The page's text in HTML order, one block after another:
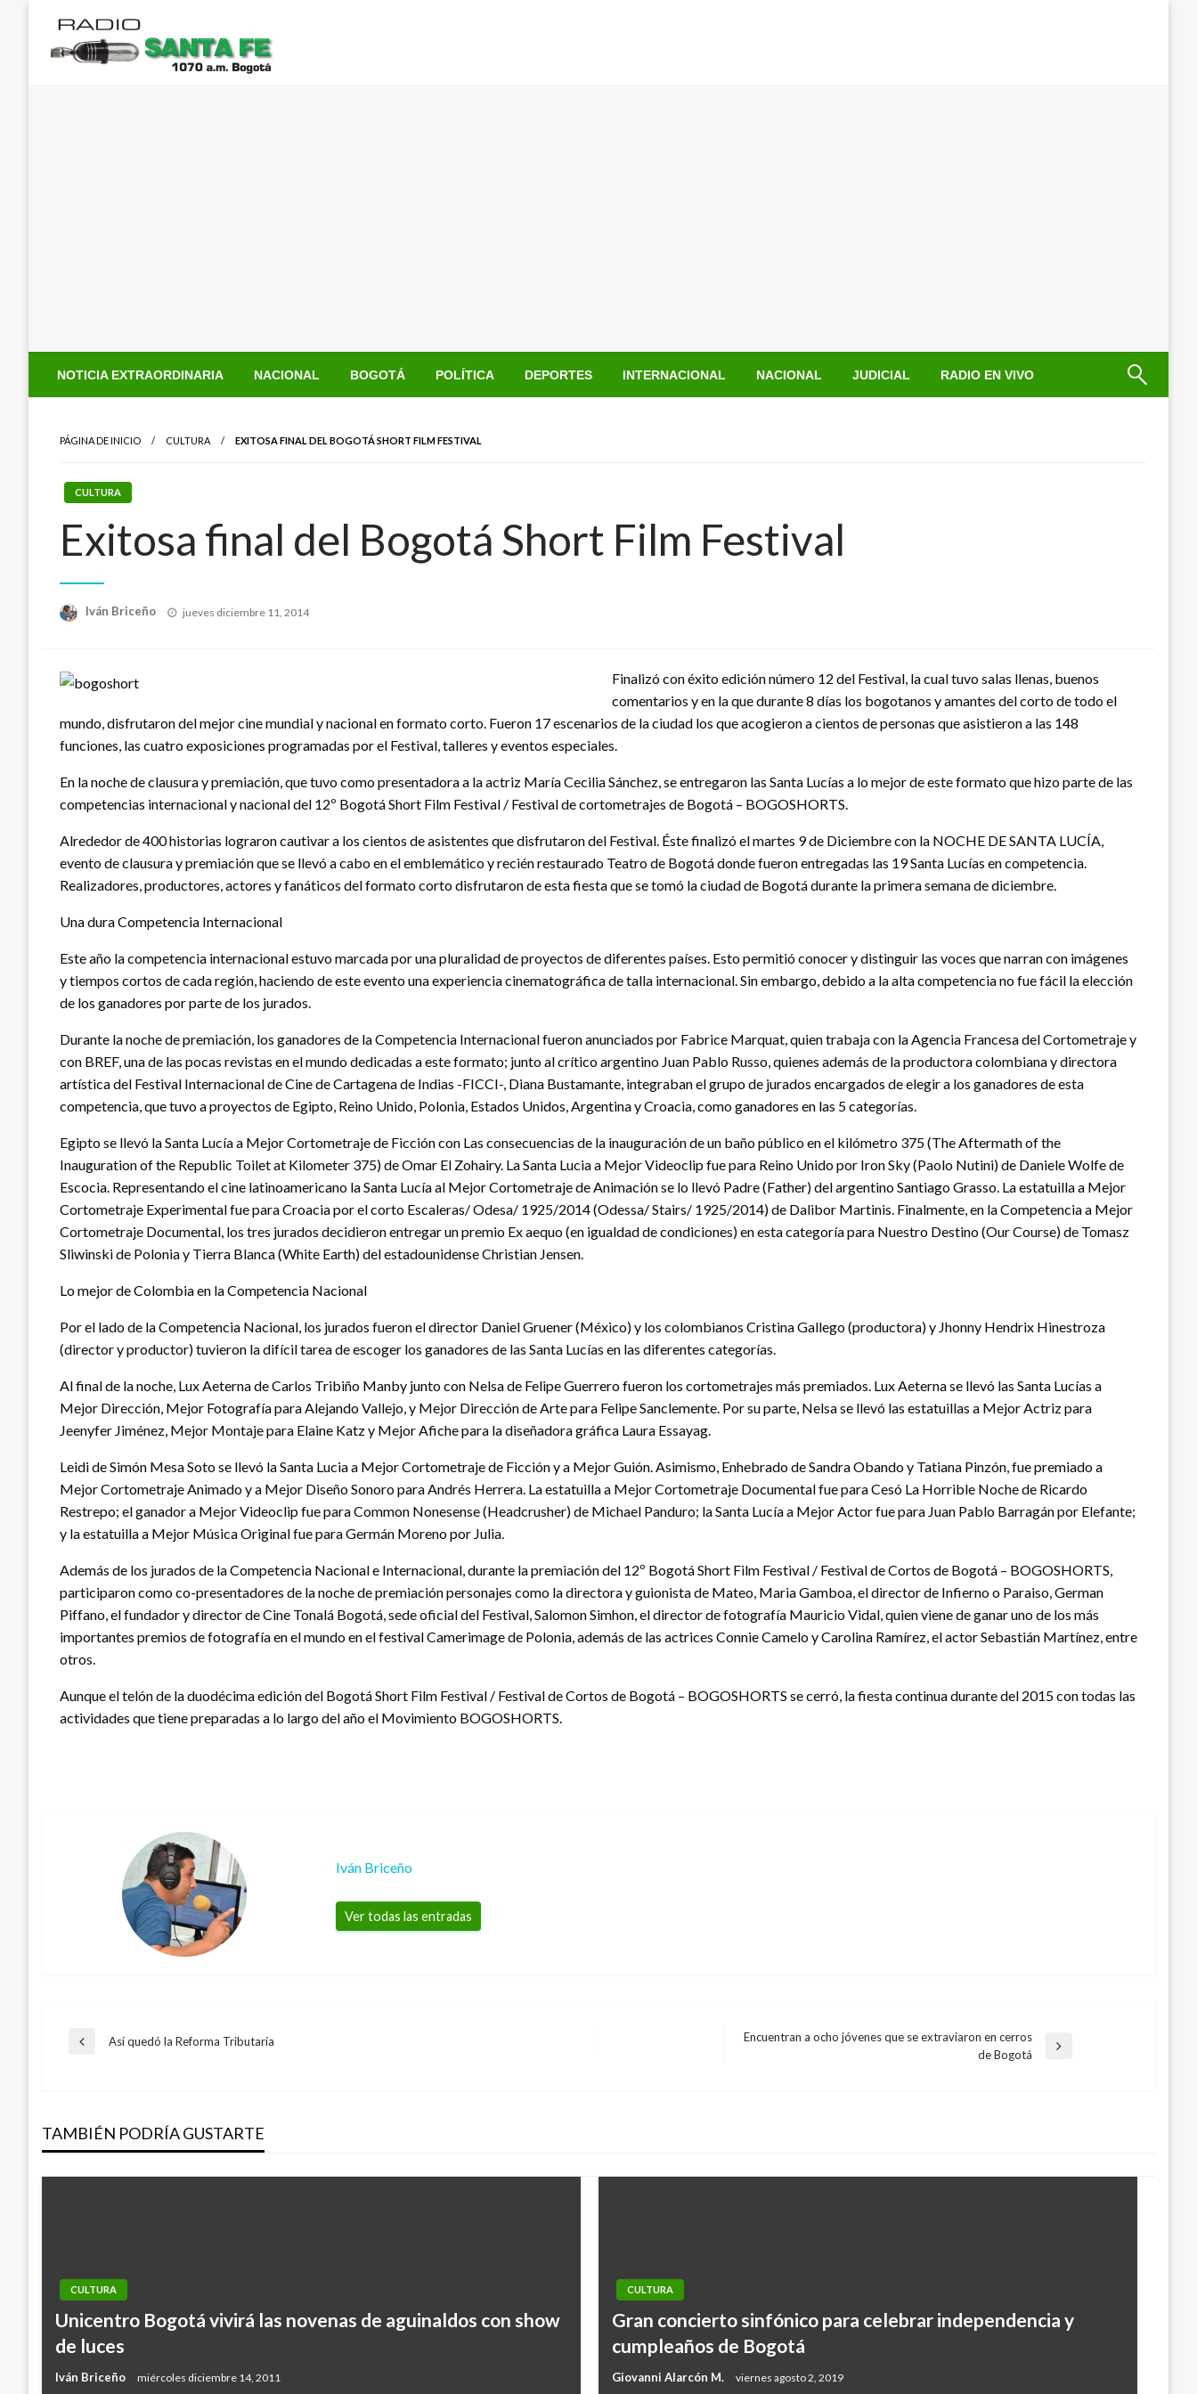
contenido
NOTICIA EXTRAORDINARIA NACIONAL BOGOTÁ POLÍTICA DEPORTES INTERNACIONAL NACIONAL JUDICIAL RADIO EN VIVO
PÁGINA DE INICIO CULTURA EXITOSA FINAL DEL BOGOTÁ SHORT FILM FESTIVAL
CULTURA
Exitosa final del Bogotá Short Film Festival
Iván Briceño
Publicado
jueves diciembre 11, 2014
Finalizó con éxito edición número 12 del Festival, la cual tuvo salas llenas, buenos
comentarios y en la que durante 8 días los bogotanos y amantes del corto de todo el
mundo, disfrutaron del mejor cine mundial y nacional en formato corto. Fueron 17 escenarios de la ciudad los que acogieron a cientos de personas que asistieron a las 148
funciones, las cuatro exposiciones programadas por el Festival, talleres y eventos especiales.
En la noche de clausura y premiación, que tuvo como presentadora a la actriz María Cecilia Sánchez, se entregaron las Santa Lucías a lo mejor de este formato que hizo parte de las
competencias internacional y nacional del 12º Bogotá Short Film Festival / Festival de cortometrajes de Bogotá – BOGOSHORTS.
Alrededor de 400 historias lograron cautivar a los cientos de asistentes que disfrutaron del Festival. Éste finalizó el martes 9 de Diciembre con la NOCHE DE SANTA LUCÍA,
evento de clausura y premiación que se llevó a cabo en el emblemático y recién restaurado Teatro de Bogotá donde fueron entregadas las 19 Santa Lucías en competencia.
Realizadores, productores, actores y fanáticos del formato corto disfrutaron de esta fiesta que se tomó la ciudad de Bogotá durante la primera semana de diciembre.
Una dura Competencia Internacional
Este año la competencia internacional estuvo marcada por una pluralidad de proyectos de diferentes países. Esto permitió conocer y distinguir las voces que narran con imágenes
y tiempos cortos de cada región, haciendo de este evento una experiencia cinematográfica de talla internacional. Sin embargo, debido a la alta competencia no fue fácil la elección
de los ganadores por parte de los jurados.
Durante la noche de premiación, los ganadores de la Competencia Internacional fueron anunciados por Fabrice Marquat, quien trabaja con la Agencia Francesa del Cortometraje y
con BREF, una de las pocas revistas en el mundo dedicadas a este formato; junto al crítico argentino Juan Pablo Russo, quienes además de la productora colombiana y directora
artística del Festival Internacional de Cine de Cartagena de Indias -FICCI-, Diana Bustamante, integraban el grupo de jurados encargados de elegir a los ganadores de esta
competencia, que tuvo a proyectos de Egipto, Reino Unido, Polonia, Estados Unidos, Argentina y Croacia, como ganadores en las 5 categorías.
Egipto se llevó la Santa Lucía a Mejor Cortometraje de Ficción con Las consecuencias de la inauguración de un baño público en el kilómetro 375 (The Aftermath of the
Inauguration of the Republic Toilet at Kilometer 375) de Omar El Zohairy. La Santa Lucia a Mejor Videoclip fue para Reino Unido por Iron Sky (Paolo Nutini) de Daniele Wolfe de
Escocia. Representando el cine latinoamericano la Santa Lucía al Mejor Cortometraje de Animación se lo llevó Padre (Father) del argentino Santiago Grasso. La estatuilla a Mejor
Cortometraje Experimental fue para Croacia por el corto Escaleras/ Odesa/ 1925/2014 (Odessa/ Stairs/ 1925/2014) de Dalibor Martinis. Finalmente, en la Competencia a Mejor
Cortometraje Documental, los tres jurados decidieron entregar un premio Ex aequo (en igualdad de condiciones) en esta categoría para Nuestro Destino (Our Course) de Tomasz
Sliwinski de Polonia y Tierra Blanca (White Earth) del estadounidense Christian Jensen.
Lo mejor de Colombia en la Competencia Nacional
Por el lado de la Competencia Nacional, los jurados fueron el director Daniel Gruener (México) y los colombianos Cristina Gallego (productora) y Jhonny Hendrix Hinestroza
(director y productor) tuvieron la difícil tarea de escoger los ganadores de las Santa Lucías en las diferentes categorías.
Al final de la noche, Lux Aeterna de Carlos Tribiño Manby junto con Nelsa de Felipe Guerrero fueron los cortometrajes más premiados. Lux Aeterna se llevó las Santa Lucías a
Mejor Dirección, Mejor Fotografía para Alejando Vallejo, y Mejor Dirección de Arte para Felipe Sanclemente. Por su parte, Nelsa se llevó las estatuillas a Mejor Actriz para
Jeenyfer Jiménez, Mejor Montaje para Elaine Katz y Mejor Afiche para la diseñadora gráfica Laura Essayag.
Leidi de Simón Mesa Soto se llevó la Santa Lucia a Mejor Cortometraje de Ficción y a Mejor Guión. Asimismo, Enhebrado de Sandra Obando y Tatiana Pinzón, fue premiado a
Mejor Cortometraje Animado y a Mejor Diseño Sonoro para Andrés Herrera. La estatuilla a Mejor Cortometraje Documental fue para Cesó La Horrible Noche de Ricardo
Restrepo; el ganador a Mejor Videoclip fue para Common Nonesense (Headcrusher) de Michael Panduro; la Santa Lucía a Mejor Actor fue para Juan Pablo Barragán por Elefante;
y la estatuilla a Mejor Música Original fue para Germán Moreno por Julia.
Además de los jurados de la Competencia Nacional e Internacional, durante la premiación del 12º Bogotá Short Film Festival / Festival de Cortos de Bogotá – BOGOSHORTS,
participaron como co-presentadores de la noche de premiación personajes como la directora y guionista de Mateo, Maria Gamboa, el director de Infierno o Paraiso, German
Piffano, el fundador y director de Cine Tonalá Bogotá, sede oficial del Festival, Salomon Simhon, el director de fotografía Mauricio Vidal, quien viene de ganar uno de los más
importantes premios de fotografía en el mundo en el festival Camerimage de Polonia, además de las actrices Connie Camelo y Carolina Ramírez, el actor Sebastián Martínez, entre
otros.
Aunque el telón de la duodécima edición del Bogotá Short Film Festival / Festival de Cortos de Bogotá – BOGOSHORTS se cerró, la fiesta continua durante del 2015 con todas las
actividades que tiene preparadas a lo largo del año el Movimiento BOGOSHORTS.
Iván Briceño
Ver todas las entradas
Navegación
entradas
Entrada
Así quedó la Reforma Tributaría
Encuentran a ocho jóvenes que se extraviaron en cerros
de Bogotá
TAMBIÉN PODRÍA GUSTARTE
CULTURA
Unicentro Bogotá vivirá las novenas de aguinaldos con show
de luces
Iván Briceño miércoles diciembre 14, 2011
CULTURA
Gran concierto sinfónico para celebrar independencia y
cumpleaños de Bogotá
Giovanni Alarcón M. viernes agosto 2, 2019